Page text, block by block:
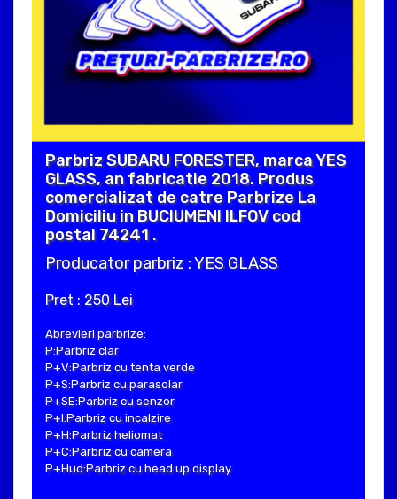
Parbriz SUBARU FORESTER, marca YES
GLASS, an fabricatie 2018. Produs
comercializat de catre Parbrize La
Domiciliu in BUCIUMENI ILFOV cod
postal 74241 .
Producator parbriz : YES GLASS
Pret : 250 Lei
Abrevieri parbrize:
P:Parbriz clar
P+V:Parbriz cu tenta verde
P+S:Parbriz cu parasolar
P+SE:Parbriz cu senzor
P+I:Parbriz cu incalzire
P+H:Parbriz heliomat
P+C:Parbriz cu camera
P+Hud:Parbriz cu head up display